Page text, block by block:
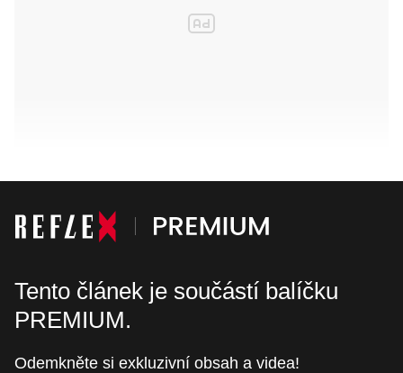
Tento článek je součástí balíčku
PREMIUM.
Odemkněte si exkluzivní obsah a videa!